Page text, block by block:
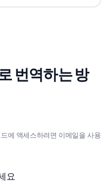
번역하는 방
에 액세스하려면 이메일을 사용
요